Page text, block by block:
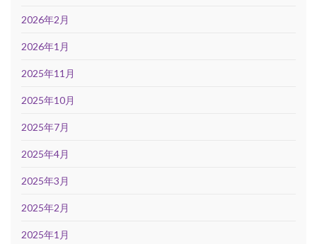
2026年2月
2026年1月
2025年11月
2025年10月
2025年7月
2025年4月
2025年3月
2025年2月
2025年1月